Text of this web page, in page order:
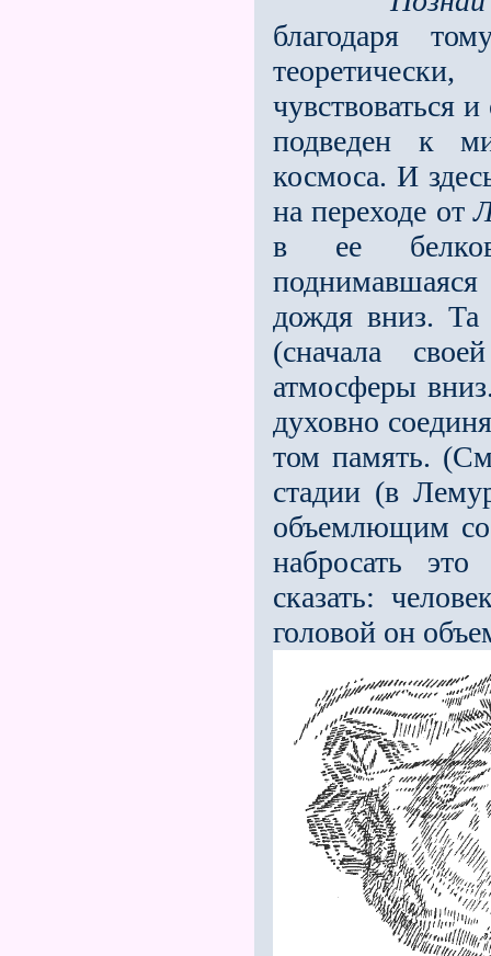
благодаря
чувствоваться
подведен к
космоса. И
на переходе от
в ее
дождя вниз. Та
(сначала
атмосферы
духовно
том память.
стадии (в
объемлющим
набросать это
сказать:
головой он